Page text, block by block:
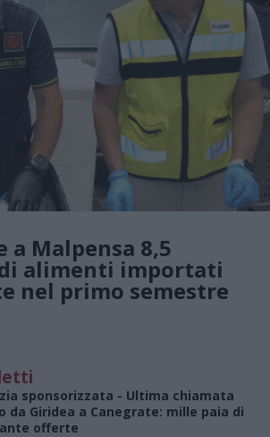
a Malpensa 8,5
alimenti importati
nel primo semestre
sponsorizzata - Ultima chiamata
da Giridea a Canegrate: mille paia di
offerte